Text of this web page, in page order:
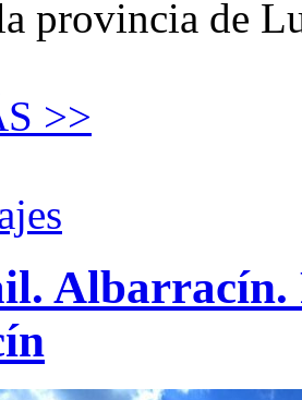
provincia de
>>
Albarracín.